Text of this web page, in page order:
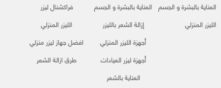
العناية بالبشرة و الجسم
الليزر المنزلي
العناية بالبشرة و الجسم
فراكشنال ليزر
إزالة الشعر بالليزر
الليزر المنزلي
أجهزة الليزر المنزلي
افضل جهاز ليزر منزلي
أجهزة ليزر العيادات
طرق ازالة الشعر
العناية بالشعر